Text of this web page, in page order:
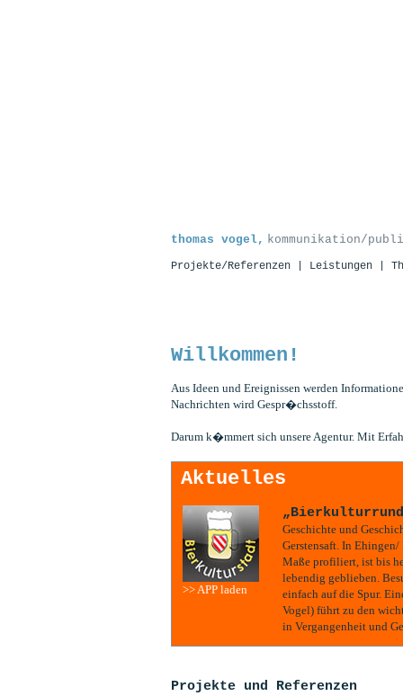
Projekte/Referenzen | Leistungen |
thomas vogel, kommunikation/
Willkommen!
Aus Ideen und Ereignissen werden
Nachrichten wird Gespr�chsstoff.
Darum k�mmert sich unsere Agentur. Mit
Aktuelles
>> APP laden
Geschichte und
Gerstensaft. In
Maße profiliert, ist bis
lebendig geblieben.
einfach auf die Spur.
Vogel) führt zu den
in Vergangenheit und
Projekte und Referenzen